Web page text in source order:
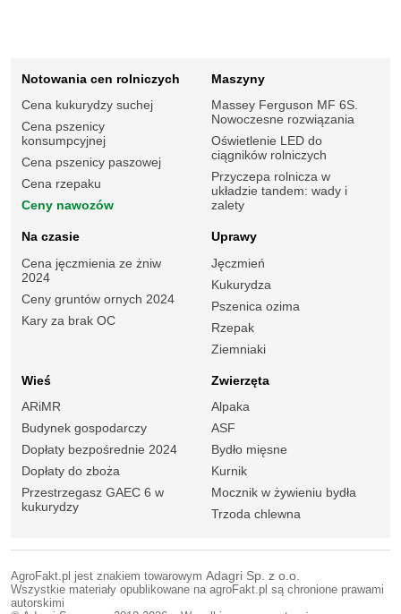
Notowania cen rolniczych
Cena kukurydzy suchej
Cena pszenicy
konsumpcyjnej
Cena pszenicy paszowej
Cena rzepaku
Ceny nawozów
Maszyny
Massey Ferguson MF 6S.
Nowoczesne rozwiązania
Oświetlenie LED do
ciągników rolniczych
Przyczepa rolnicza w
układzie tandem: wady i
zalety
Na czasie
Cena jęczmienia ze żniw
2024
Ceny gruntów ornych 2024
Kary za brak OC
Uprawy
Jęczmień
Kukurydza
Pszenica ozima
Rzepak
Ziemniaki
Wieś
ARiMR
Budynek gospodarczy
Dopłaty bezpośrednie 2024
Dopłaty do zboża
Przestrzegasz GAEC 6 w
kukurydzy
Zwierzęta
Alpaka
ASF
Bydło mięsne
Kurnik
Mocznik w żywieniu bydła
Trzoda chlewna
AgroFakt.pl jest znakiem towarowym Adagri Sp. z o.o.
Wszystkie materiały opublikowane na agroFakt.pl są chronione prawami
autorskimi